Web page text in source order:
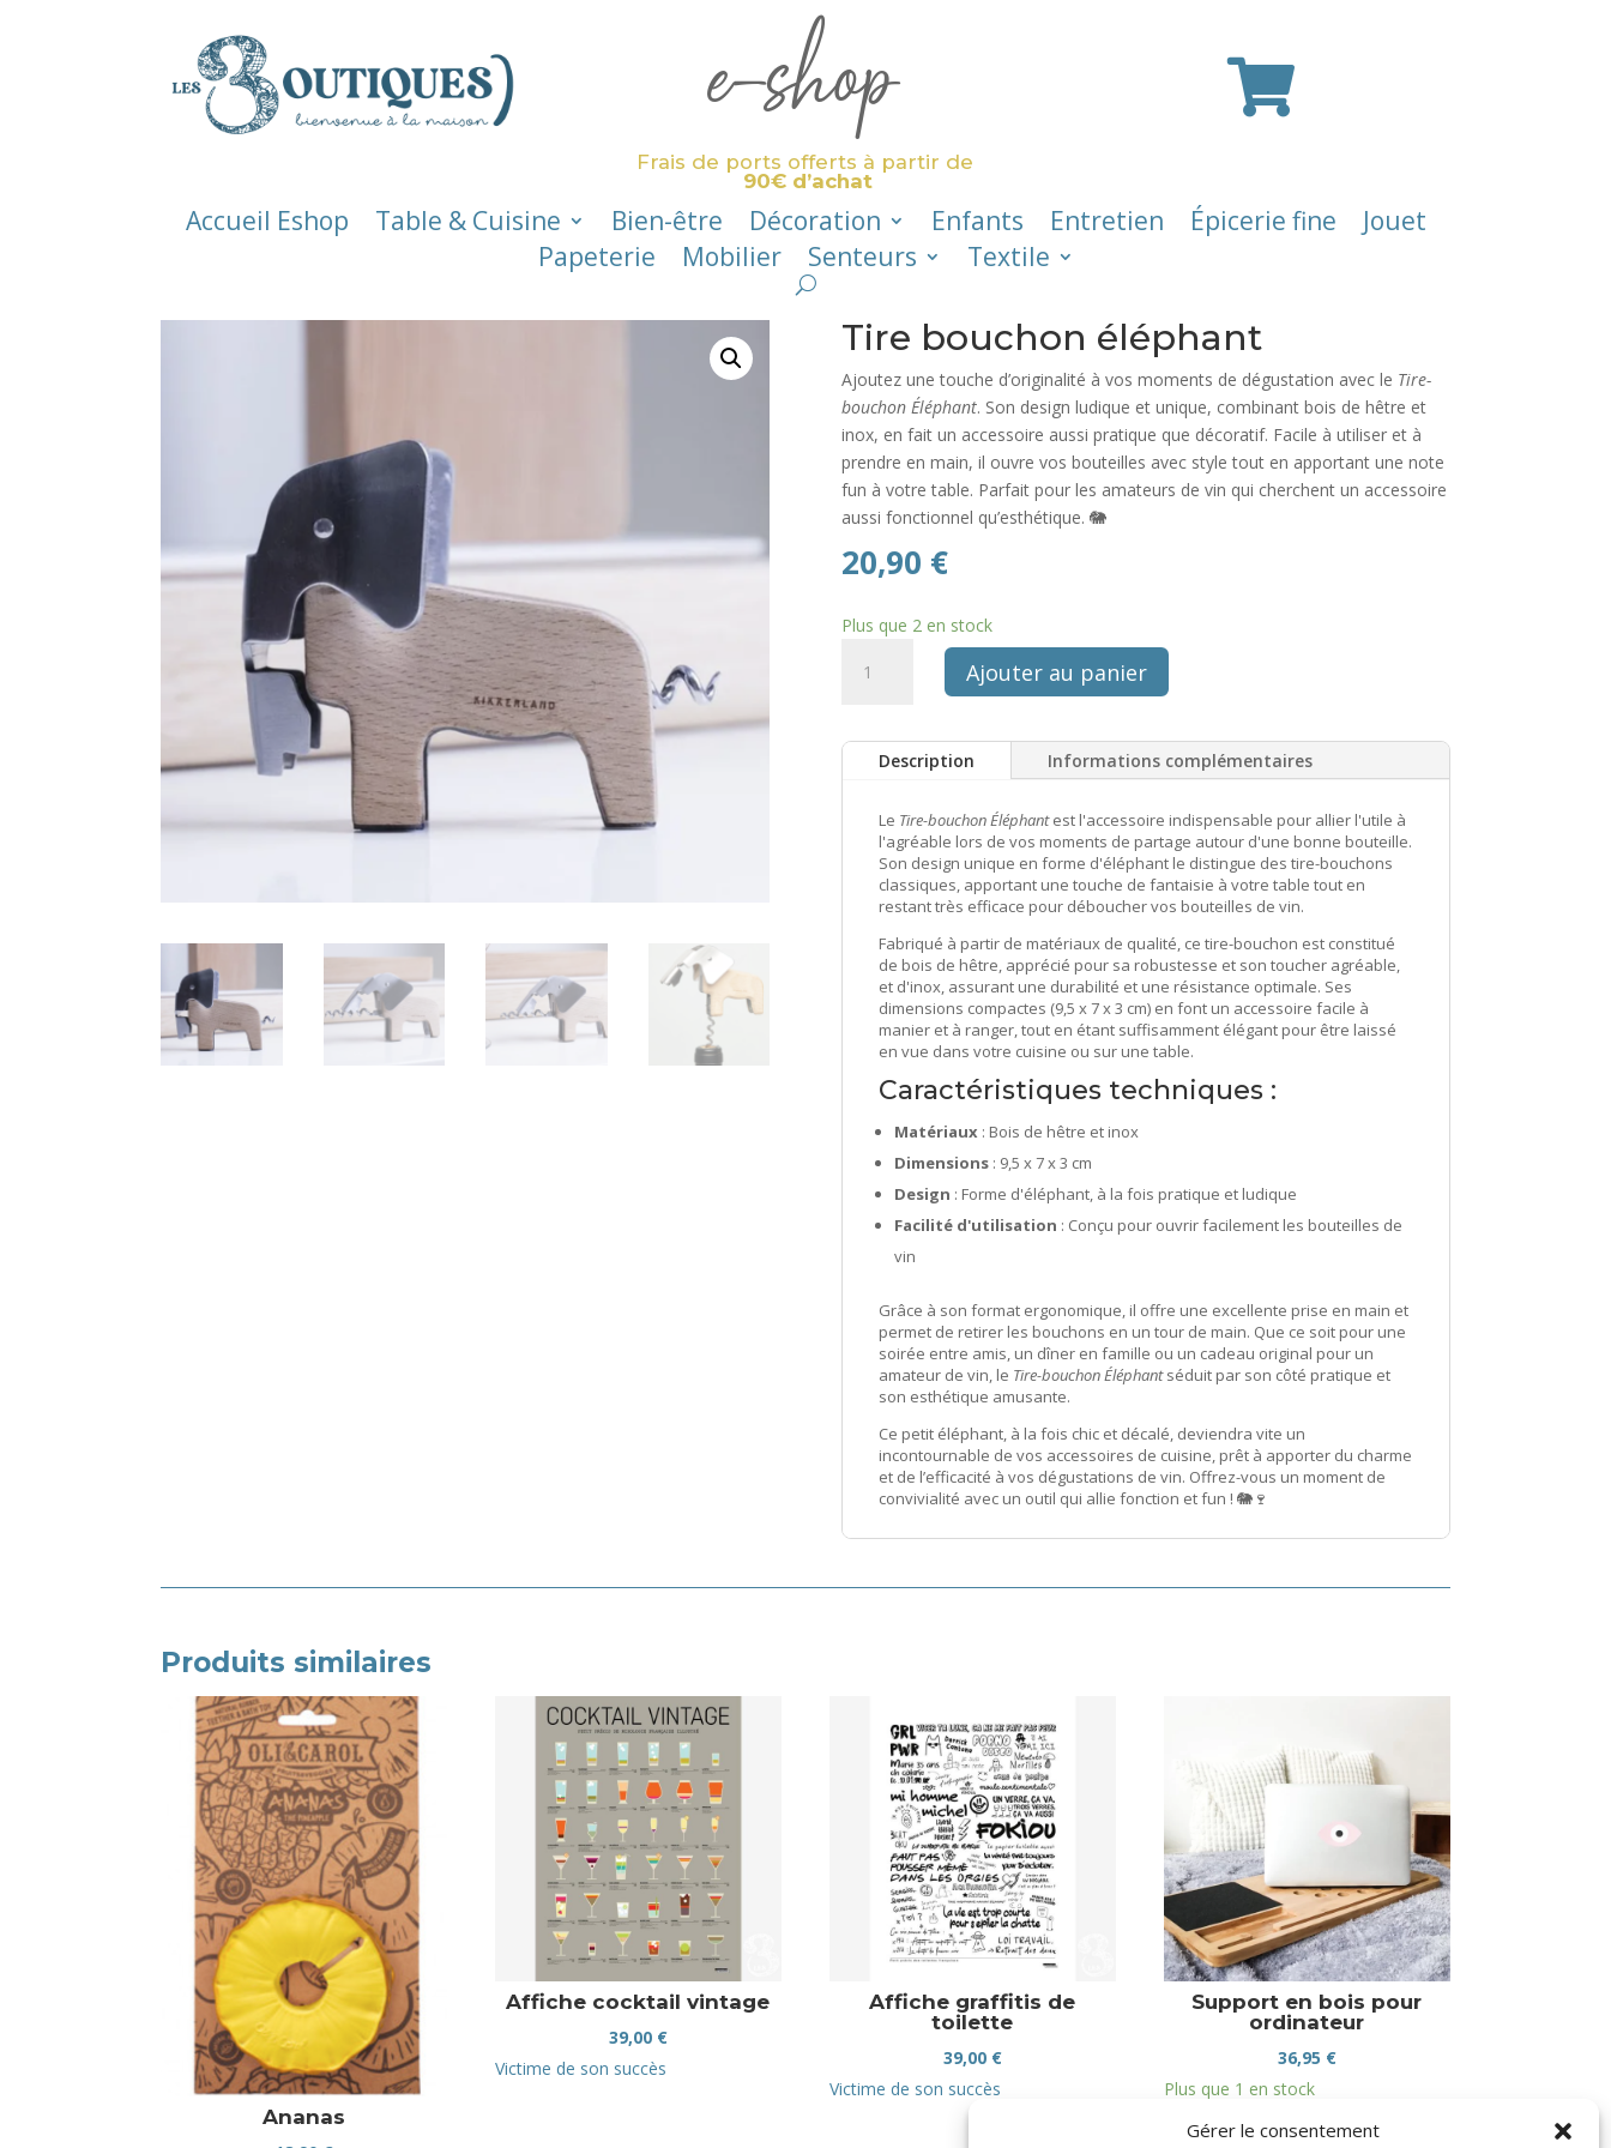
Gérer le consentement
e-shop
Frais de ports offerts à partir de
90€ d’achat

Accueil Eshop Table & Cuisine Bien-être Décoration Enfants Entretien Épicerie fine
Jouet
Papeterie
Mobilier Senteurs Textile
Tire bouchon éléphant
Ajoutez une touche d’originalité à vos moments de dégustation avec le Tire-
bouchon Éléphant. Son design ludique et unique, combinant bois de hêtre et
inox, en fait un accessoire aussi pratique que décoratif. Facile à utiliser et à
prendre en main, il ouvre vos bouteilles avec style tout en apportant une note
fun à votre table. Parfait pour les amateurs de vin qui cherchent un accessoire
aussi fonctionnel qu’esthétique. 🐘
20,90 €
Plus que 2 en stock
éléphant
Ajouter au panier
Description Informations complémentaires
Le Tire-bouchon Éléphantest l'accessoire indispensable pour allier l'utile à
l'agréable lors de vos moments de partage autour d'une bonne bouteille.
Son design unique en forme d'éléphant le distingue des tire-bouchons
classiques, apportant une touche de fantaisie à votre table tout en
restant très efficace pour déboucher vos bouteilles de vin.
Fabriqué à partir de matériaux de qualité, ce tire-bouchon est constitué
de bois de hêtre, apprécié pour sa robustesse et son toucher agréable,
et d'inox, assurant une durabilité et une résistance optimale. Ses
dimensions compactes (9,5 x 7 x 3 cm) en font un accessoire facile à
manier et à ranger, tout en étant suffisamment élégant pour être laissé
en vue dans votre cuisine ou sur une table.
Caractéristiques techniques :
Matériaux : Bois de hêtre et inox
Dimensions: 9,5 x 7 x 3 cm
Design : Forme d'éléphant, à la fois pratique et ludique
Facilité d'utilisation : Conçu pour ouvrir facilement les bouteilles de
vin
Grâce à son format ergonomique, il offre une excellente prise en main et
permet de retirer les bouchons en un tour de main. Que ce soit pour une
soirée entre amis, un dîner en famille ou un cadeau original pour un
amateur de vin, le Tire-bouchon Éléphantséduit par son côté pratique et
son esthétique amusante.
Ce petit éléphant, à la fois chic et décalé, deviendra vite un
incontournable de vos accessoires de cuisine, prêt à apporter du charme
et de l’efficacité à vos dégustations de vin. Offrez-vous un moment de
convivialité avec un outil qui allie fonction et fun ! 🐘🍷
Produits similaires
Ananas
Affiche cocktail vintage
39,00 €
Victime de son succès
Affiche graffitis de
toilette
39,00 €
Victime de son succès
Support en bois pour
ordinateur
36,95 €
Plus que 1 en stock